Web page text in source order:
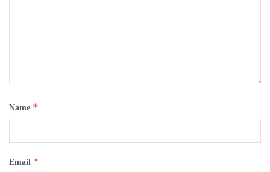
Name *
Email *